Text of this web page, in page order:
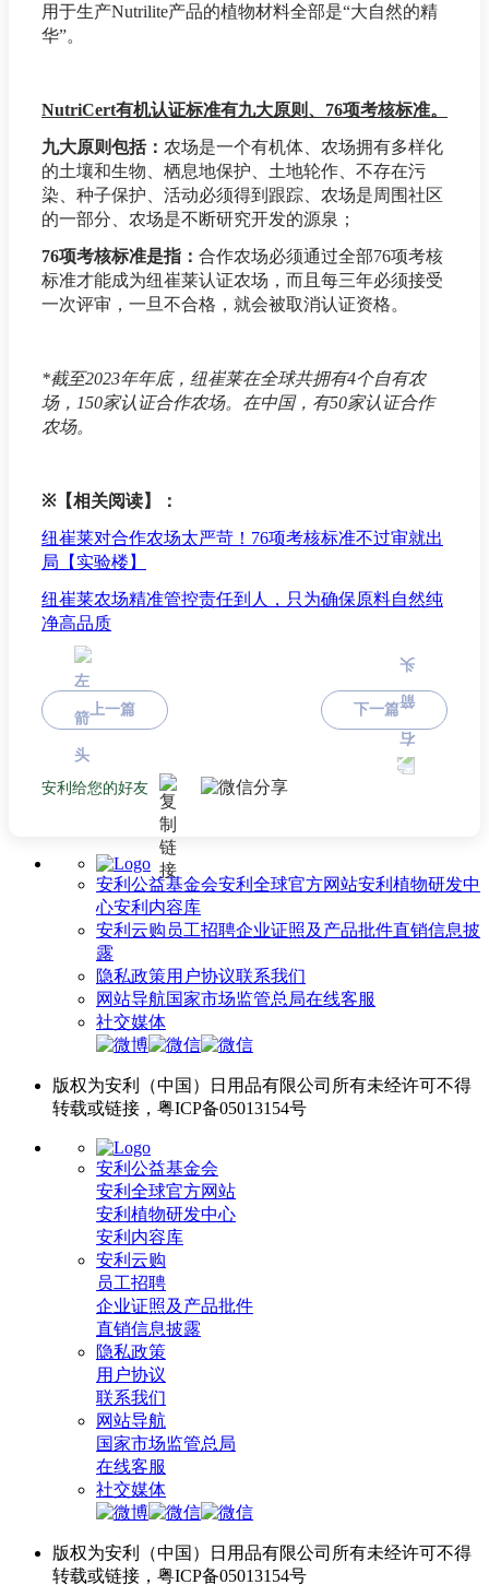
用于生产Nutrilite产品的植物材料全部是“大自然的精
华”。
NutriCert有机认证标准有九大原则、76项考核标准。
九大原则包括： 农场是一个有机体、农场拥有多样化
的土壤和生物、栖息地保护、土地轮作、不存在污
染、种子保护、活动必须得到跟踪、农场是周围社区
的一部分、农场是不断研究开发的源泉；
76项考核标准是指： 合作农场必须通过全部76项考核
标准才能成为纽崔莱认证农场，而且每三年必须接受
一次评审，一旦不合格，就会被取消认证资格。
*截至2023年年底，纽崔莱在全球共拥有4个自有农
场，150家认证合作农场。在中国，有50家认证合作
农场。
※【相关阅读】：
纽崔莱对合作农场太严苛！76项考核标准不过审就出
局【实验楼】
纽崔莱农场精准管控责任到人，只为确保原料自然纯
净高品质
上一篇 下一篇
安利给您的好友
安利公益基金会安利全球官方网站安利植物研发中
心安利内容库
安利云购 员工招聘企业证照及产品批件直销信息披
露
隐私政策用户协议联系我们
网站导航国家市场监管总局在线客服
社交媒体
版权为安利（中国）日用品有限公司所有未经许可不得
转载或链接，粤ICP备05013154号
安利公益基金会
安利全球官方网站
安利植物研发中心
安利内容库
安利云购
员工招聘
企业证照及产品批件
直销信息披露
隐私政策
用户协议
联系我们
网站导航
国家市场监管总局
在线客服
社交媒体
版权为安利（中国）日用品有限公司所有未经许可不得
转载或链接，粤ICP备05013154号